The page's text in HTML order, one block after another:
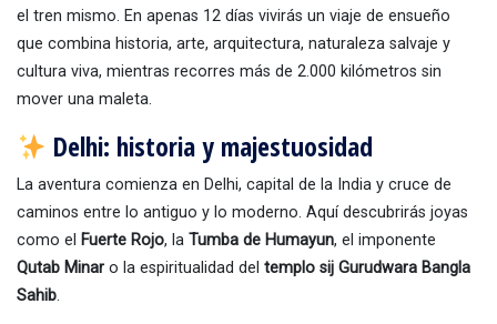
el tren mismo. En apenas 12 días vivirás un viaje de ensueño
que combina historia, arte, arquitectura, naturaleza salvaje y
cultura viva, mientras recorres más de 2.000 kilómetros sin
mover una maleta.
Delhi: historia y majestuosidad
La aventura comienza en Delhi, capital de la India y cruce de
caminos entre lo antiguo y lo moderno. Aquí descubrirás joyas
como el Fuerte Rojo, la Tumba de Humayun, el imponente
Qutab Minar o la espiritualidad del templo sij Gurudwara Bangla
Sahib.